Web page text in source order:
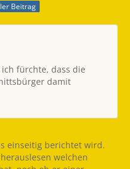
Beitrag
fürchte, dass die
damit
einseitig berichtet wird.
welchen